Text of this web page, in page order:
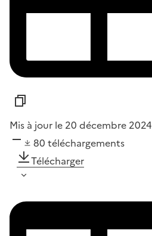
Mis à jour le 20 décembre 2024
80 téléchargements
Télécharger